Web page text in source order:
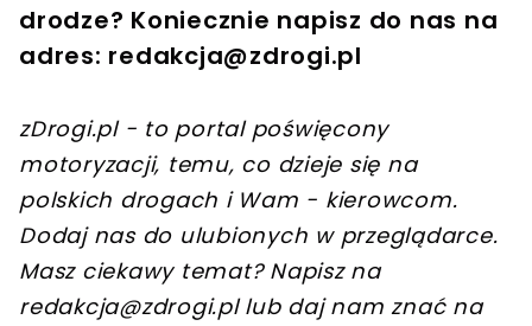
drodze? Koniecznie napisz do nas na
adres: redakcja@zdrogi.pl
zDrogi.pl - to portal poświęcony
motoryzacji, temu, co dzieje się na
polskich drogach i Wam - kierowcom.
Dodaj nas do ulubionych w przeglądarce.
Masz ciekawy temat? Napisz na
redakcja@zdrogi.pllub daj nam znać na